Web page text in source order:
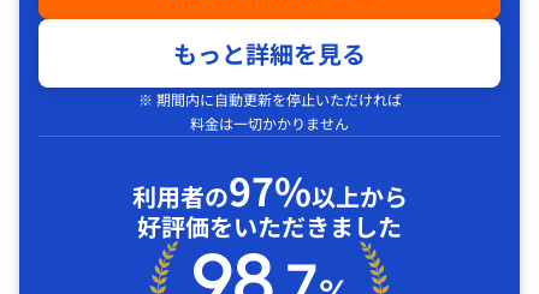
もっと詳細を見る
※ 期間内に自動更新を停止いただければ
料金は一切かかりません
利用者の97%以上から
好評価をいただきました